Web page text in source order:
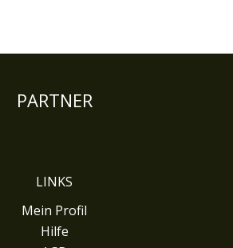
PARTNER
LINKS
Mein Profil
Hilfe